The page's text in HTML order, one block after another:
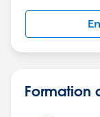
Formation